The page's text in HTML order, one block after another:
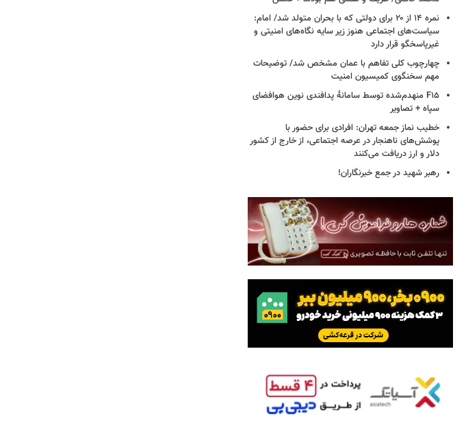
نمره ۱۴ از ۲۰ برای دولتی که با بحران متولد شد/ امام:
سیاست‌های اجتماعی هنوز زیر سایه نگاه‌های امنیتی و
غیرپاسخگو قرار دارد
چهارچوب کلی تفاهم با عمان مشخص شد/ توضیحات
مهم سخنگوی کمیسیون امنیت
F۱۵ منهدم‌شده توسط سامانۀ پدافندی نوین هوافضای
سپاه + تصاویر
خطیب نماز جمعه تهران: افرادی برای حضور با
پوشش‌های ناهنجار در عرصه اجتماعی، از خارج از کشور
دلار و ارز دریافت می‌کنند
رهبر شهید در جمع خبرنگاران!